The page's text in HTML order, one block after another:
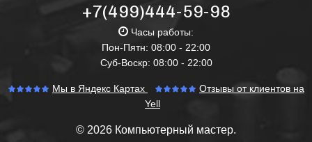
+7(499)444-59-98
Часы работы:
Пон-Пятн: 08:00 - 22:00
Суб-Воскр: 08:00 - 22:00
Мы в Яндекс Картах
Отзывы от клиентов на
Yell
© 2026 Компьютерный мастер.